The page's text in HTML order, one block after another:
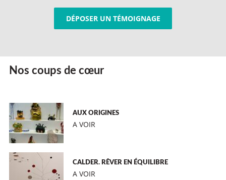
DÉPOSER UN TÉMOIGNAGE
Nos coups de cœur
AUX ORIGINES
A VOIR
CALDER. RÊVER EN ÉQUILIBRE
A VOIR